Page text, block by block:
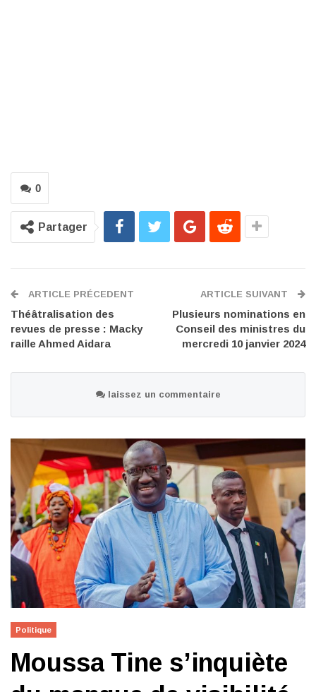
0
Partager
ARTICLE PRÉCEDENT
Théâtralisation des
revues de presse : Macky
raille Ahmed Aidara
ARTICLE SUIVANT
Plusieurs nominations en
Conseil des ministres du
mercredi 10 janvier 2024
laissez un commentaire
Politique
Moussa Tine s’inquiète